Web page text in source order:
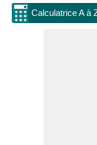
Calculatrice A à